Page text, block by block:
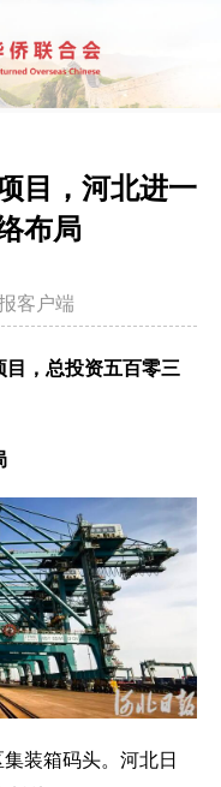
目，河北进一
布局
客户端
，总投资五百零三
装箱码头。河北日